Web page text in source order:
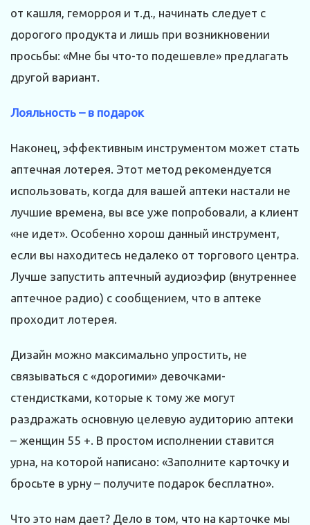
от кашля, геморроя и т.д., начинать следует с
дорогого продукта и лишь при возникновении
просьбы: «Мне бы что-то подешевле» предлагать
другой вариант.
Лояльность – в подарок
Наконец, эффективным инструментом может стать
аптечная лотерея. Этот метод рекомендуется
использовать, когда для вашей аптеки настали не
лучшие времена, вы все уже попробовали, а клиент
«не идет». Особенно хорош данный инструмент,
если вы находитесь недалеко от торгового центра.
Лучше запустить аптечный аудиоэфир (внутреннее
аптечное радио) с сообщением, что в аптеке
проходит лотерея.
Дизайн можно максимально упростить, не
связываться с «дорогими» девочками-
стендистками, которые к тому же могут
раздражать основную целевую аудиторию аптеки
– женщин 55 +. В простом исполнении ставится
урна, на которой написано: «Заполните карточку и
бросьте в урну – получите подарок бесплатно».
Что это нам дает? Дело в том, что на карточке мы